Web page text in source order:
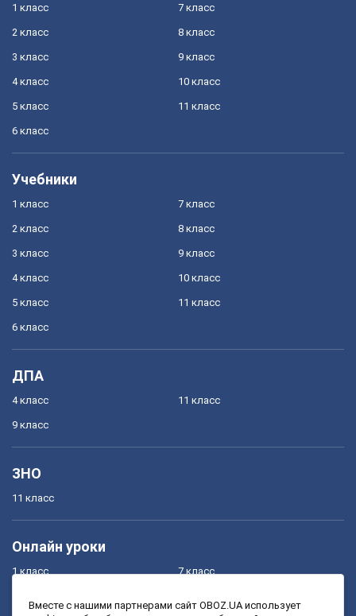
1 класс
2 класс
3 класс
4 класс
5 класс
6 класс
7 класс
8 класс
9 класс
10 класс
11 класс
Учебники
1 класс
2 класс
3 класс
4 класс
5 класс
6 класс
7 класс
8 класс
9 класс
10 класс
11 класс
ДПА
4 класс
9 класс
11 класс
ЗНО
11 класс
Онлайн уроки
1 класс 7 класс
Вместе с нашими партнерами сайт OBOZ.UA использует